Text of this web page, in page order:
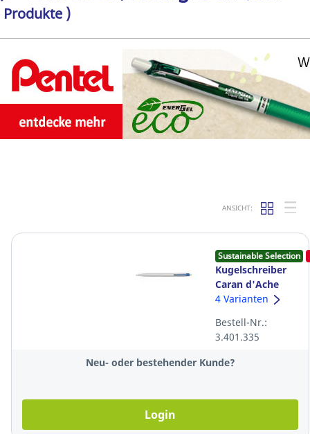
Produkte )
ANSICHT:
Sustainable Selection
Kugelschreiber
Caran d'Ache
825, blau
4 Varianten
Bestell-Nr.:
3.401.335
Neu- oder bestehender Kunde?
Login